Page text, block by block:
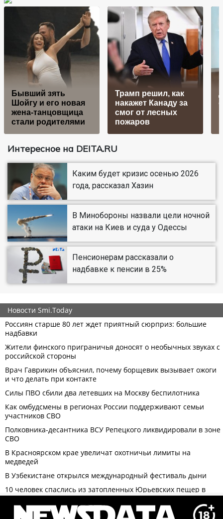
Бывший зять
Шойгу и его новая
жена-танцовщица
стали родителями
Трамп решил, как
накажет Канаду за
смог от лесных
пожаров
Интересное на DEITA.RU
Каким будет кризис осенью 2026
года, рассказал Хазин
В Минобороны назвали цели ночной
атаки на Киев и суда у Одессы
Пенсионерам рассказали о
надбавке к пенсии в 25%